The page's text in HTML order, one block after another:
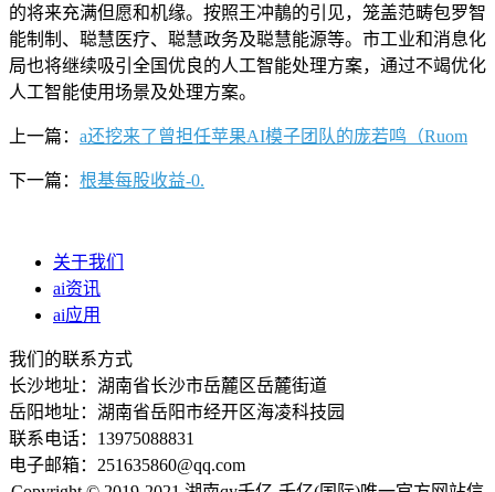
的将来充满但愿和机缘。按照王冲鶄的引见，笼盖范畴包罗智
能制制、聪慧医疗、聪慧政务及聪慧能源等。市工业和消息化
局也将继续吸引全国优良的人工智能处理方案，通过不竭优化
人工智能使用场景及处理方案。
上一篇： a还挖来了曾担任苹果AI模子团队的庞若鸣（Ruom
下一篇： 根基每股收益-0.
关于我们
ai资讯
ai应用
我们的联系方式
长沙地址：湖南省长沙市岳麓区岳麓街道
岳阳地址：湖南省岳阳市经开区海凌科技园
联系电话：13975088831
电子邮箱：251635860@qq.com